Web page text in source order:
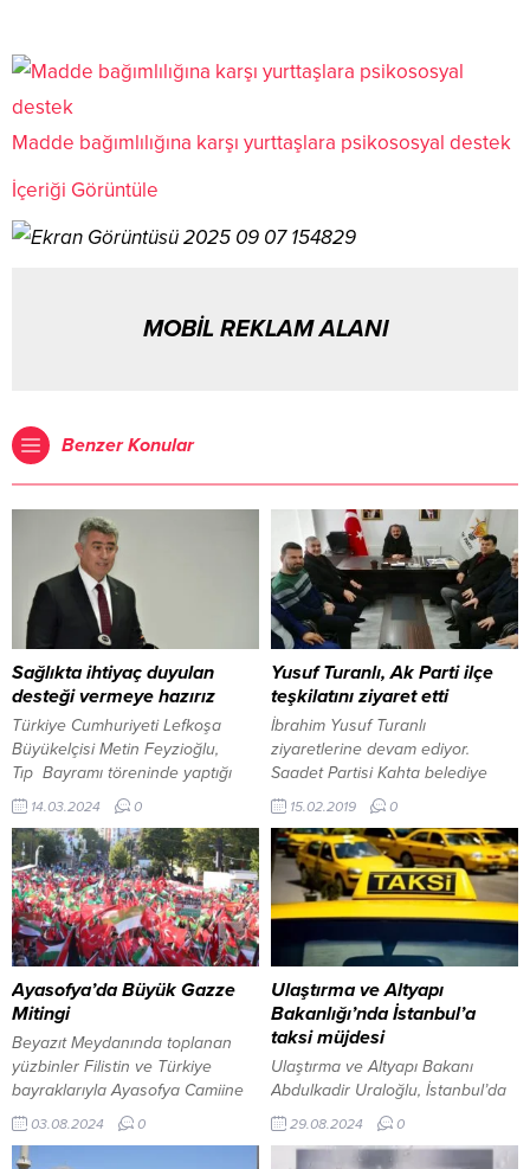
Madde bağımlılığına karşı yurttaşlara psikososyal destek
İçeriği Görüntüle
MOBİL REKLAM ALANI
Benzer Konular
Sağlıkta ihtiyaç duyulan
desteği vermeye hazırız
Türkiye Cumhuriyeti Lefkoşa
Büyükelçisi Metin Feyzioğlu,
Tıp Bayramı töreninde yaptığı
konuşmada, KKTC’de sağlıkta
arzu edilen sistemin kurulması
için iki devlet arasında imzalanan
İktisadi ve Mali İşbirliği Anlaşması
çerçevesinde Türkiye
Cumhuriyeti’nin ihtiyaç duyulan
desteği vermeye hazır olduğunu
vurguladı. 14 Mart Tıp Bayramı
dolayısıyla Kıbrıs Türk Tabipleri
Birliği Konferans Salonunda Tıp
Bayramı töreni...
14.03.2024 0
Yusuf Turanlı, Ak Parti ilçe
teşkilatını ziyaret etti
İbrahim Yusuf Turanlı
ziyaretlerine devam ediyor.
Saadet Partisi Kahta belediye
başkan adayı İbrahim Yusuf
Turanlı, Ak Parti Kahta ilçe
teşkilatına bir ziyaret
gerçekleştirdi . Esnaf ziyaretlerini
aralıksız sürdüren Saadet Partisi
Kahta Belediye Başkan adayı
İbrahim Yusuf Turanlı,
beraberindeki Saadet Partisi İlçe
Başkanı Vahap Uluçay, Gençlik
Kolları Başkanı Yunus Fırat ile...
15.02.2019 0
Ayasofya’da Büyük Gazze
Mitingi
Beyazıt Meydanında toplanan
yüzbinler Filistin ve Türkiye
bayraklarıyla Ayasofya Camiine
yürüdü. Haniye’nin vasiyetiyle
meydanda toplanan grup, İsrail
karşıtı sloganlar atarak tepkilerini
03.08.2024 0
Ulaştırma ve Altyapı
Bakanlığı’nda İstanbul’a
taksi müjdesi
Ulaştırma ve Altyapı Bakanı
Abdulkadir Uraloğlu, İstanbul’da
uygulanacak “Uygulama Tabanlı
Taksi Taşımacılığı Sistemi”ni
onaylayacaklarını duyurdu. Yeni
29.08.2024 0